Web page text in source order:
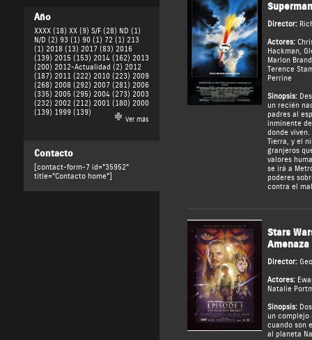
Año
XXXX (18) XX (9) S/F (28) ND (1)
N/D (2) 93 (1) 90 (1) 72 (1) 213
(1) 2018 (13) 2017 (83) 2016
(139) 2015 (153) 2014 (162) 2013
(200) 2012-Actualidad (2) 2012
(187) 2011 (222) 2010 (223) 2009
(268) 2008 (292) 2007 (281) 2006
(335) 2005 (295) 2004 (273) 2003
(232) 2002 (212) 2001 (180) 2000
(139) 1999 (139)
Ver más
Contacto
[contact-form-7 id="35952"
title="Contacto home"]
Director:
Actores:
Hackman,
Marlon
Terence
Perrine
Sinopsis:
un recién
padres al
inminente
donde
Tierra, y el
granjeros
valores
se irá a
poderes
contra el
Stars
Amenaza
Director:
Actores:
Natalie
Sinopsis:
un
cuando son
al planeta